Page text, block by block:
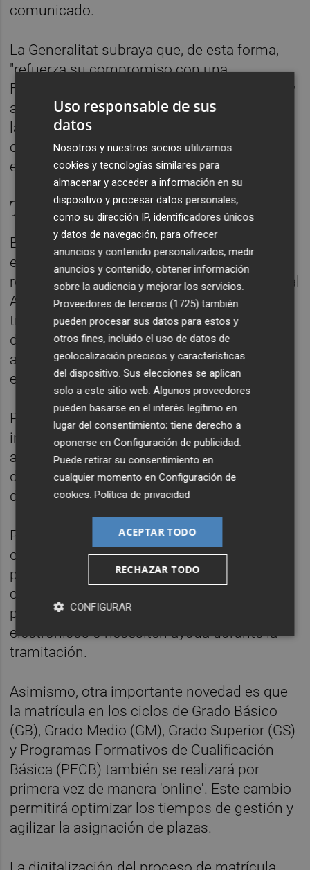
comunicado.
La Generalitat subraya que, de esta forma,
"refuerza su compromiso con una
Formación Profesional accesible, moderna y
alineada con las necesidades del mercado
laboral, ofreciendo a miles de estudiantes la
oportunidad de acceder a una formación
especializada y de alta empleabilidad".
Tramitación online
El proceso de admisión para todas las
enseñanzas de Formación Profesional se
realizará por vía telemática a través del portal
Adminova, con el objetivo de agilizar los
trámites y garantizar la igualdad de acceso
del alumnado. Además, por primera vez, se
aplicará este procedimiento a los cursos de
especialización.
Para presentar la solicitud, las personas
interesadas deberán obtener una clave de
admisión mediante sistemas de verificación
de identidad como DNI, NIE, certificado
digital de la ACCV o Cl@ve.
Paralelamente, con el fin de evitar la
exclusión digital, los centros educativos
públicos y concertados actuarán además
como puntos de apoyo para aquellas
personas que no dispongan de medios
electrónicos o necesiten ayuda durante la
tramitación.
Asimismo, otra importante novedad es que
la matrícula en los ciclos de Grado Básico
(GB), Grado Medio (GM), Grado Superior (GS)
y Programas Formativos de Cualificación
Básica (PFCB) también se realizará por
primera vez de manera 'online'. Este cambio
permitirá optimizar los tiempos de gestión y
agilizar la asignación de plazas.
Uso responsable de sus
datos
Nosotros y nuestros socios utilizamos
cookies y tecnologías similares para
almacenar y acceder a información en su
dispositivo y procesar datos personales,
como su dirección IP, identificadores únicos
y datos de navegación, para ofrecer
anuncios y contenido personalizados, medir
anuncios y contenido, obtener información
sobre la audiencia y mejorar los servicios.
Proveedores de terceros (1725) también
pueden procesar sus datos para estos y
otros fines, incluido el uso de datos de
geolocalización precisos y características
del dispositivo. Sus elecciones se aplican
solo a este sitio web. Algunos proveedores
pueden basarse en el interés legítimo en
lugar del consentimiento; tiene derecho a
oponerse enConfiguración de publicidad
Puede retirar su consentimiento en
cualquier momento enConfiguración de
cookies .Política de privacidad
ACEPTAR TODO
RECHAZAR TODO
CONFIGURAR